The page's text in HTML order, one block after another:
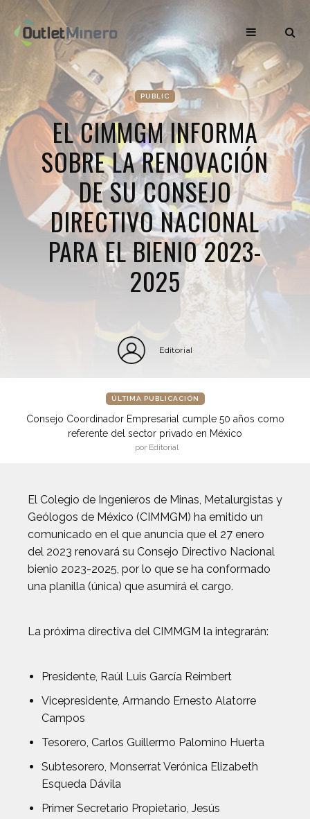
PUBLIC
EL CIMMGM INFORMA
SOBRE LA RENOVACIÓN
DE SU CONSEJO
DIRECTIVO NACIONAL
PARA EL BIENIO 2023-
2025
Editorial
ÚLTIMA PUBLICACIÓN
Consejo Coordinador Empresarial cumple 50 años como
referente del sector privado en México
por Editorial
El Colegio de Ingenieros de Minas, Metalurgistas y
Geólogos de México (CIMMGM) ha emitido un
comunicado en el que anuncia que el 27 enero
del 2023 renovará su Consejo Directivo Nacional
bienio 2023-2025, por lo que se ha conformado
una planilla (única) que asumirá el cargo.
La próxima directiva del CIMMGM la integrarán:
Presidente, Raúl Luis García Reimbert
Vicepresidente, Armando Ernesto Alatorre
Campos
Tesorero, Carlos Guillermo Palomino Huerta
Subtesorero, Monserrat Verónica Elizabeth
Esqueda Dávila
Primer Secretario Propietario, Jesús